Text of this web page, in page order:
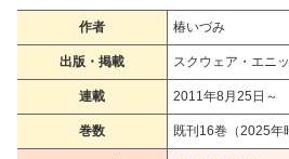
作者 椿いづみ
出版・掲載 スクウェア・エニ
連載 2011年8月25日～
巻数 既刊16巻（2025年